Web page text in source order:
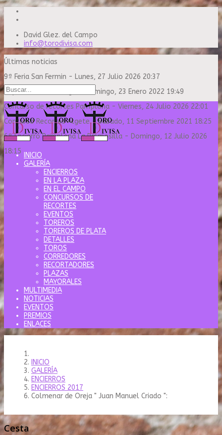
David Glez. del Campo
info@torodivisa.com
Últimas noticias
9ª Feria San Fermin - Lunes, 27 Julio 2026 20:37
Capea Sanse Domingo
Domingo, 23 Enero 2022 19:49
Concurso de recortes Pamplona - Viernes, 24 Julio 2026 22:01
Concurso Recortes Algete-Sábado, 11 Septiembre 2021 18:25
6º Encierro Pamplona La Palmosilla - Domingo, 12 Julio 2026
18:15
INICIO
GALERÍA
ENCIERROS
EN LA PLAZA
EN EL CAMPO
CONCURSOS DE
RECORTES
EVENTOS
TOREROS
TOREROS DE PLATA
DETALLES
TOROS
CORREDORES
RECORTADORES
PLAZAS
MAYORALES
MULTIMEDIA
NOTICIAS
EVENTOS
PREMIOS
ENLACES
INICIO
GALERÍA
ENCIERROS
ENCIERROS 2017
Colmenar de Oreja " Juan Manuel Criado ":
Cesta